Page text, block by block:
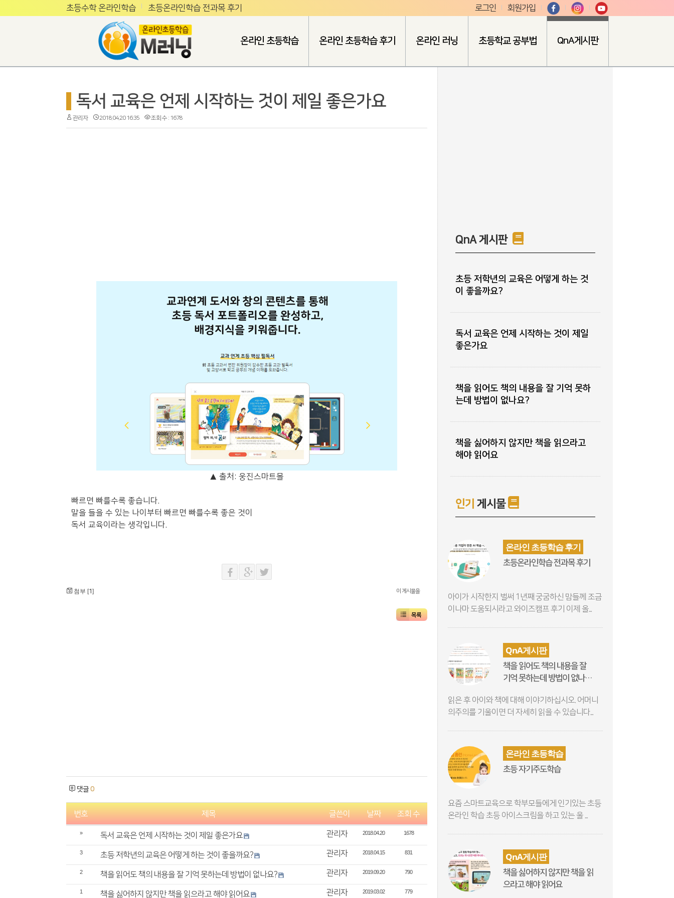
초등수학 온라인학습 초등온라인학습 전과목 후기 로그인 회원가입
온라인 초등학습 온라인 초등학습 후기 온라인 러닝 초등학교 공부법 QnA게시판
독서 교육은 언제 시작하는 것이 제일 좋은가요
관리자 2018.04.20 16:35 조회 수 : 1678
▲ 출처: 웅진스마트몰
빠르면 빠를수록 좋습니다.
말을 들을 수 있는 나이부터 빠르면 빠를수록 좋은 것이
독서 교육이라는 생각입니다.
첨부 [1 ] 이 게시물을
목록
댓글0
번호 제목 글쓴이 날짜 조회 수
» 독서 교육은 언제 시작하는 것이 제일 좋은가요 관리자 2018.04.20 1678
3 초등 저학년의 교육은 어떻게 하는 것이 좋을까요? 관리자 2018.04.15 831
2 책을 읽어도 책의 내용을 잘 기억 못하는데 방법이 없나요? 관리자 2019.09.20 790
1 책을 싫어하지 않지만 책을 읽으라고 해야 읽어요 관리자 2019.03.02 779
QnA 게시판
초등 저학년의 교육은 어떻게 하는 것
이 좋을까요?
독서 교육은 언제 시작하는 것이 제일
좋은가요
책을 읽어도 책의 내용을 잘 기억 못하
는데 방법이 없나요?
책을 싫어하지 않지만 책을 읽으라고
해야 읽어요
인기 게시물
온라인 초등학습 후기
초등온라인학습 전과목 후기
아이가 시작한지 벌써 1년째 궁굼하신 맘들께 조금
이나마 도움되시라고 와이즈캠프 후기 이제 올...
QnA게시판
책을 읽어도 책의 내용을 잘
기억 못하는데 방법이 없나
읽은 후 아이와 책에 대해 이야기하십시오. 어머니
의주의를 기울이면 더 자세히 읽을 수 있습니다...
온라인 초등학습
초등 자기주도학습
요즘 스마트교육으로 학부모들에게 인기있는 초등
온라인 학습 초등 아이스크림을 하고 있는 울 ...
QnA게시판
책을 싫어하지 않지만 책을 읽
으라고 해야 읽어요